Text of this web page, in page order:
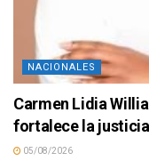
NACIONALES
Carmen Lidia
fortalece la justicia
05/08/2026